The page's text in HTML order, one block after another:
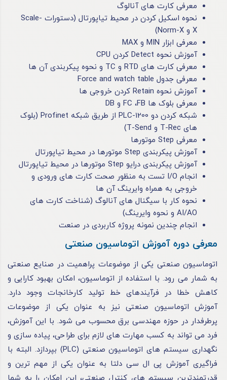
معرفی کارت های آنالوگ
نحوه اسکیل کردن در محیط تیاپورتال (دستورات Scale-
X و Norm-X)
معرفی ابزار MIN و MAX
آموزش نحوه Detect کردن CPU
معرفی کارت ‌های RTD و TC و نحوه پیکربندی آن ها
معرفی جدول Force and watch table
آموزش نحوه Retain کردن خروجی ‌ها
معرفی بلوک ‌ها FC ،FB و DB
شبکه کردن دو PLC-1200 از طریق شبکه Profinet (بلوک
های T-Rec و T-Send)
معرفی Step موتورها
آموزش پیکربندی Step موتورها در محیط تیاپورتال
آموزش پیکربندی درایو Step موتورها در محیط تیاپورتال
انجام I/O تست به منظور صحت کارت های ورودی و
خروجی به همراه وایرینگ آن ها
نحوه کار با سیگنال های آنالوگ (شناخت کارت های
AI/AO و نحوه وایرینگ)
انجام چندین نمونه پروژه کاربردی در صنعت
معرفی دوره آموزش اتوماسیون صنعتی
اتوماسیون صنعتی یکی از موضوعات پراهمیت در صنایع صنعتی
به شمار می رود. با استفاده از اتوماسیون، امکان بهبود کارایی و
کاهش خطا در فرآیندهای خط تولید کارخانجات وجود دارد.
آموزش اتوماسیون صنعتی نیز به عنوان یکی از موضوعات
پرطرفدار در حوزه مهندسی برق محسوب می‌ شود. با این آموزش،
فرد می ‌تواند به کسب مهارت ‌های لازم برای طراحی، پیاده ‌سازی و
نگهداری سیستم‌ های اتوماسیون صنعتی (PLC) بپردازد. البته با
فراگیری آموزش پی ال سی دلتا به عنوان یکی از مهم ترین و